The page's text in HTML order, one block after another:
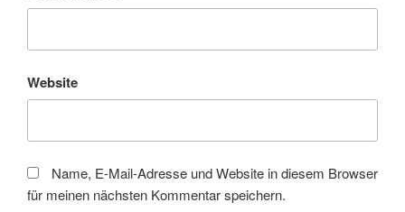
Website
Name, E-Mail-Adresse und Website in diesem Browser
für meinen nächsten Kommentar speichern.